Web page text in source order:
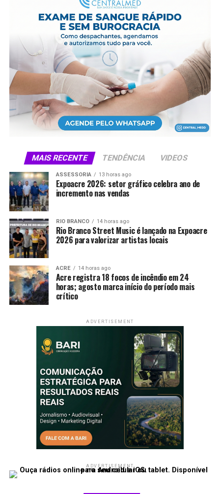
Criado pelo Tribunal de Justiça do Acre, o Projeto
Cidadão completou 30 anos em 2025. A edição em
Rodrigues Alves será encerrada com um casamento
coletivo para 91 casais, no Estádio Municipal Pedro
Santana.
Compartilhe isso:
X Facebook WhatsApp
MAIS RECENTE TENDÊNCIA VIDEOS
ASSESSORIA 13 horas ago
Expoacre 2026: setor gráfico celebra ano de
incremento nas vendas
RIO BRANCO 14 horas ago
Rio Branco Street Music é lançado na Expoacre
2026 para valorizar artistas locais
ACRE 14 horas ago
Acre registra 18 focos de incêndio em 24
horas; agosto marca início do período mais
crítico
ADVERTISEMENT
ADVERTISEMENT